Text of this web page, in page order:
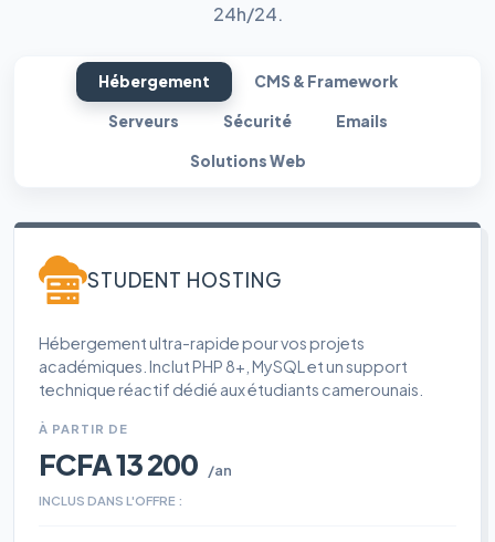
24h/24.
Hébergement CMS & Framework
Serveurs Sécurité Emails
Solutions Web
STUDENT HOSTING
Hébergement ultra-rapide pour vos projets
académiques. Inclut PHP 8+, MySQL et un support
technique réactif dédié aux étudiants camerounais.
À PARTIR DE
FCFA 13 200 /an
INCLUS DANS L'OFFRE :